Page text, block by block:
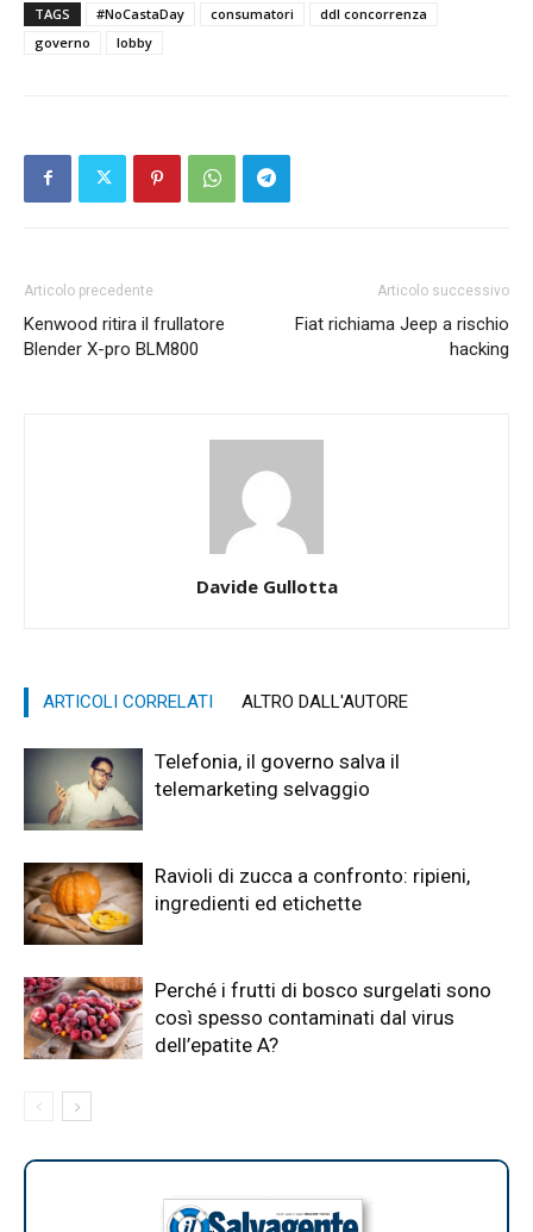
TAGS #NoCastaDay consumatori
ddl concorrenza
governo
lobby
Articolo precedente
Kenwood ritira il frullatore
Blender X-pro BLM800
Articolo successivo
Fiat richiama Jeep a rischio
hacking
Davide Gullotta
ARTICOLI CORRELATI ALTRO DALL'AUTORE
Telefonia, il governo salva il
telemarketing selvaggio
Ravioli di zucca a confronto: ripieni,
ingredienti ed etichette
Perché i frutti di bosco surgelati sono
così spesso contaminati dal virus
dell’epatite A?